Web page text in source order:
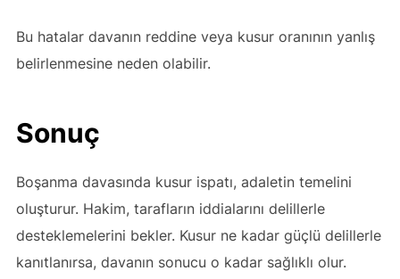
Bu hatalar davanın reddine veya kusur oranının yanlış
belirlenmesine neden olabilir.
Sonuç
Boşanma davasında kusur ispatı, adaletin temelini
oluşturur. Hakim, tarafların iddialarını delillerle
desteklemelerini bekler. Kusur ne kadar güçlü delillerle
kanıtlanırsa, davanın sonucu o kadar sağlıklı olur.